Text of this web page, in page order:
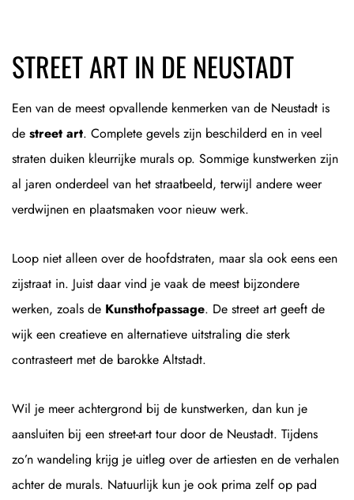
STREET ART IN DE NEUSTADT
Een van de meest opvallende kenmerken van de Neustadt is
de street art. Complete gevels zijn beschilderd en in veel
straten duiken kleurrijke murals op. Sommige kunstwerken zijn
al jaren onderdeel van het straatbeeld, terwijl andere weer
verdwijnen en plaatsmaken voor nieuw werk.
Loop niet alleen over de hoofdstraten, maar sla ook eens een
zijstraat in. Juist daar vind je vaak de meest bijzondere
werken, zoals de Kunsthofpassage. De street art geeft de
wijk een creatieve en alternatieve uitstraling die sterk
contrasteert met de barokke Altstadt.
Wil je meer achtergrond bij de kunstwerken, dan kun je
aansluiten bij een street-art tour door de Neustadt. Tijdens
zo’n wandeling krijg je uitleg over de artiesten en de verhalen
achter de murals. Natuurlijk kun je ook prima zelf op pad